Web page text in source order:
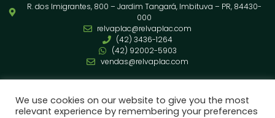
R. dos Imigrantes, 800 – Jardim Tangará, Imbituva – PR, 84430-
000
relvaplac@relvaplac.com
(42) 3436-1264
(42) 92002-5903
vendas@relvaplac.com
We use cookies on our website to give you the most
relevant experience by remembering your preferences